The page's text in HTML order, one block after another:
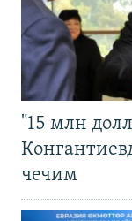
"15 млн
чечим